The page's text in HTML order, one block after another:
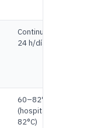
Continua (12–
24 h/día)
60–82°C
(hospitales:
82°C)